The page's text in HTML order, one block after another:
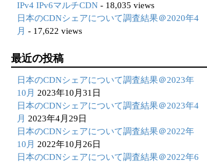
IPv4 IPv6マルチCDN - 18,035 views
日本のCDNシェアについて調査結果＠2020年4
月 - 17,622 views
最近の投稿
日本のCDNシェアについて調査結果＠2023年
10月 2023年10月31日
日本のCDNシェアについて調査結果＠2023年4
月 2023年4月29日
日本のCDNシェアについて調査結果＠2022年
10月 2022年10月26日
日本のCDNシェアについて調査結果＠2022年6